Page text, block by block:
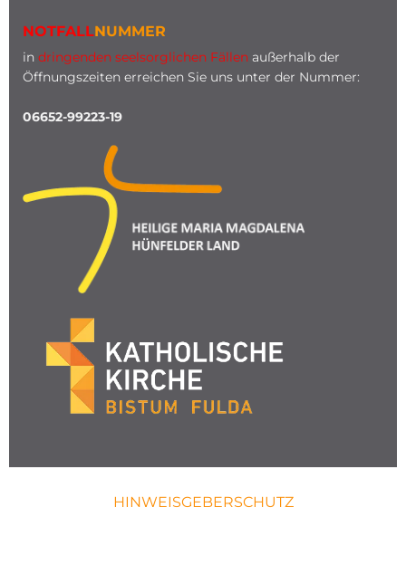
NOTFALLNUMMER
in dringenden seelsorglichen Fällen außerhalb der
Öffnungszeiten erreichen Sie uns unter der Nummer:
06652-99223-19
HINWEISGEBERSCHUTZ